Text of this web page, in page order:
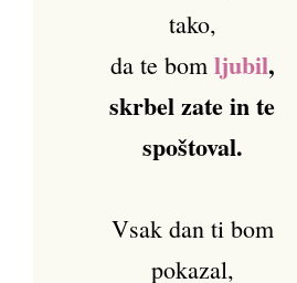
tako,
da te bom ljubil,
skrbel zate in te
spoštoval.
Vsak dan ti bom
pokazal,